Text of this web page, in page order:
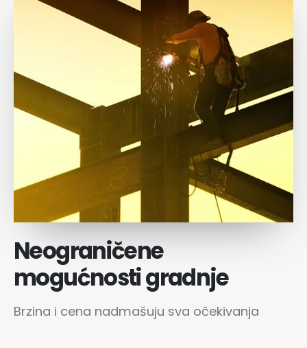
Neograničene
mogućnosti gradnje
Brzina i cena nadmašuju sva očekivanja